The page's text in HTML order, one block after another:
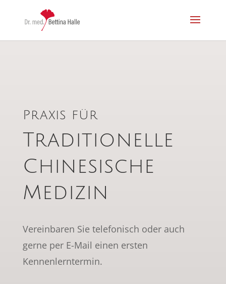
Praxis für
Traditionelle
Chinesische
Medizin
Vereinbaren Sie telefonisch oder auch
gerne per E-Mail einen ersten
Kennenlerntermin.